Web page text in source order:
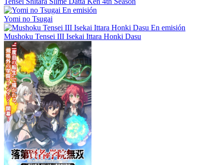
En emisión
Yomi no Tsugai
En emisión
Mushoku Tensei III Isekai Ittara Honki Dasu